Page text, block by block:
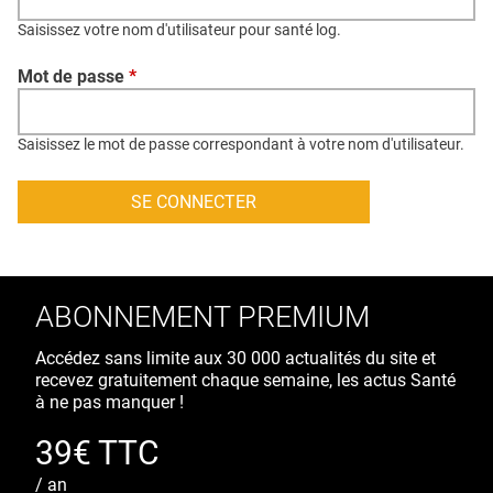
CONTACT
CRÉDITS
Saisissez votre nom d'utilisateur pour santé log.
Mot de passe *
Saisissez le mot de passe correspondant à votre nom d'utilisateur.
ABONNEMENT PREMIUM
Accédez sans limite aux 30 000 actualités du site et
recevez gratuitement chaque semaine, les actus Santé
à ne pas manquer !
39€ TTC
/ an